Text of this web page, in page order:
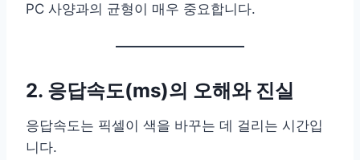
PC 사양과의 균형이 매우 중요합니다.
2. 응답속도(ms)의 오해와 진실
응답속도는 픽셀이 색을 바꾸는 데 걸리는 시간입
니다.